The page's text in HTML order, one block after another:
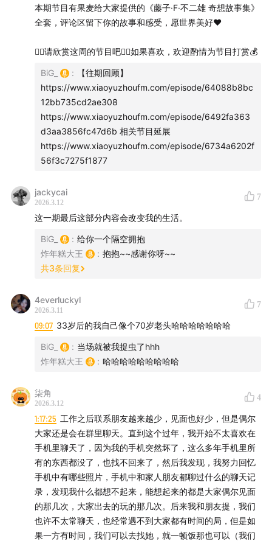
路，那里曾经充满了老城区的烟火气，但对于80、90后
的孩子来说，菠萝油子路上开着几家买二手漫画书的小
失不见，但它却成了我们生命中，关于“漫画”所有记忆的
（图自：摄影师吴正中老师）
这期内容依旧精彩，希望你们的耳朵会喜欢。如果觉得这
期节目不错，请不要吝啬您的赞美，欢迎点赞评论任何您
的想法，并把这期节目分享给您重要的人。同时也欢迎酌
情在您收听的平台给我们打赏鼓励。
们的专属“漫画卡牌”，独家呈现，仅此一家~
听友群 +V：BiG202107
【BGM】
シエナ・ウインド・オーケストラ - 続・夕陽のガンマン
（エンニオ・モリコーネ）
nunu - cheburashka
本期节目有果麦给大家提供的《藤子·F·不二雄 奇想故事集》
全套，评论区留下你的故事和感受，愿世界美好❤️
❤️‍🔥请欣赏这周的节目吧❤️‍🔥如果喜欢，欢迎酌情为节目打赏💰
BiG_ :
【往期回顾】
https://www.xiaoyuzhoufm.com/episode/64088b8bc
12bb735cd2ae308
https://www.xiaoyuzhoufm.com/episode/6492fa363
d3aa3856fc47d6b 相关节目延展
https://www.xiaoyuzhoufm.com/episode/6734a6202f
56f3c7275f1877
jackycai
2026.3.12
7
这一期最后这部分内容会改变我的生活。
BiG_ : 给你一个隔空拥抱
炸年糕大王
: 抱抱~~感谢你呀~~
共3条回复
4everluckyl
2026.3.11
7
09:07 33岁后的我自己像个70岁老头哈哈哈哈哈哈哈
BiG_ : 当场就被我捉虫了hhh
炸年糕大王
: 哈哈哈哈哈哈哈哈哈
柒角
2026.3.12
4
1:17:25 工作之后联系朋友越来越少，见面也好少，但是偶尔
大家还是会在群里聊天。直到这个过年，我开始不太喜欢在
手机里聊天了，因为我的手机突然坏了，这么多年手机里所
有的东西都没了，也找不回来了，然后我发现，我努力回忆
手机中有哪些照片，手机中和家人朋友都聊过什么的聊天记
录，发现我什么都想不起来，能想起来的都是大家偶尔见面
的那几次，大家出去的玩的那几次。后来我和朋友提，我们
也许不太常聊天，也经常遇不到大家都有时间的局，但是如
果一方有时间，我们可以去找她，就一顿饭那也可以（我们